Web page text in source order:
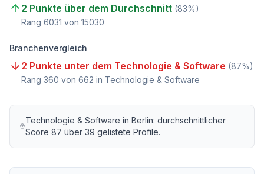
2 Punkte über dem Durchschnitt (83%)
Rang 6031 von 15030
Branchenvergleich
2 Punkte unter dem Technologie & Software (87%)
Rang 360 von 662 in Technologie & Software
Technologie & Software inBerlin: durchschnittlicher
Score87 über39 gelistete Profile.